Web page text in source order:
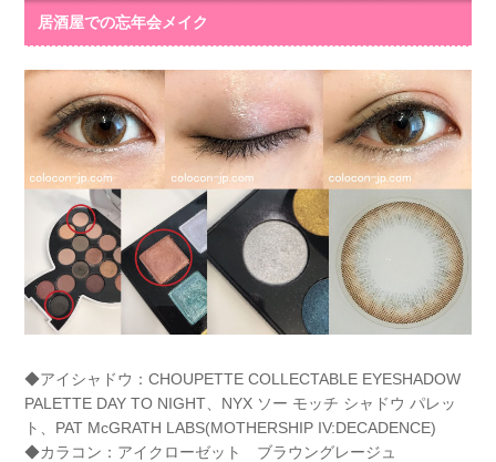
居酒屋での忘年会メイク
◆アイシャドウ：CHOUPETTE COLLECTABLE EYESHADOW
PALETTE DAY TO NIGHT、NYX ソー モッチ シャドウ パレッ
ト、PAT McGRATH LABS(MOTHERSHIP IV:DECADENCE)
◆カラコン：アイクローゼット ブラウングレージュ